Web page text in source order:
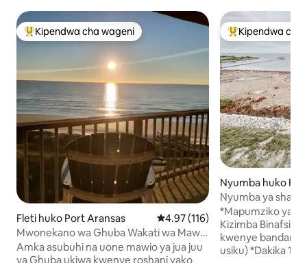
Kipendwa maarufu cha wageni
Kipendwa cha wageni
Fleti huko Port Aransas Ukadiriaji wa wastani wa 4.97
4.97 (116)
Mwonekano wa Ghuba Wakati wa Mawio
ya Jua | Roshani ya Ufukweni + Barabara
ya Miguu ya Ufukweni
Amka asubuhi na uone mawio ya jua juu
ya Ghuba ukiwa kwenye roshani yako
Kipendwa
Kipendwa cha
Nyumba huko
Nyumba ya
*Mapumziko ya
Kizimba Binafsi *
kwenye bandari
usiku) *Dakika 15